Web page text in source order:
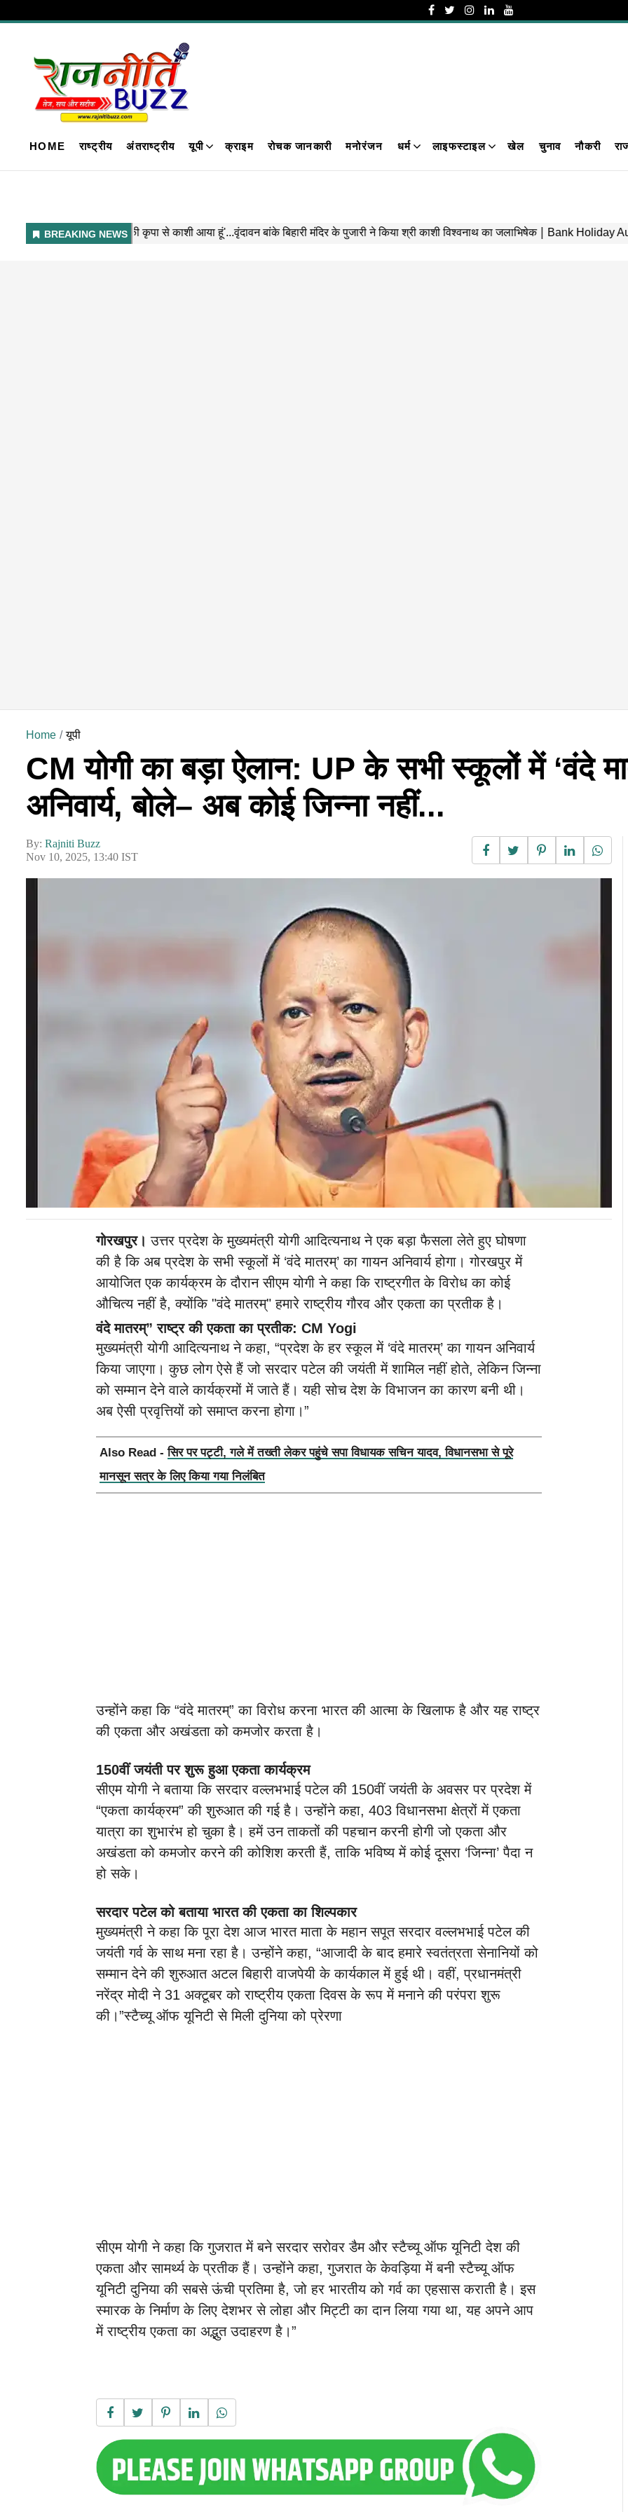
HOME राष्ट्रीय अंतराष्ट्रीय यूपी क्राइम रोचक जानकारी मनोरंजन धर्म लाइफस्टाइल खेल चुनाव नौकरी
Home यूपी
CM योगी का बड़ा ऐलान: UP के सभी स्कूलों में ‘वंदे
अनिवार्य, बोले– अब कोई जिन्ना नहीं...
By: Rajniti Buzz
Nov 10, 2025, 13:40 IST
गोरखपुर। उत्तर प्रदेश के मुख्यमंत्री योगी आदित्यनाथ ने एक बड़ा फैसला लेते हुए घोषणा
की है कि अब प्रदेश के सभी स्कूलों में ‘वंदे मातरम्’ का गायन अनिवार्य होगा। गोरखपुर में
आयोजित एक कार्यक्रम के दौरान सीएम योगी ने कहा कि राष्ट्रगीत के विरोध का कोई
औचित्य नहीं है, क्योंकि "वंदे मातरम्" हमारे राष्ट्रीय गौरव और एकता का प्रतीक है।
वंदे मातरम्” राष्ट्र की एकता का प्रतीक: CM Yogi
मुख्यमंत्री योगी आदित्यनाथ ने कहा, “प्रदेश के हर स्कूल में ‘वंदे मातरम्’ का गायन अनिवार्य
किया जाएगा। कुछ लोग ऐसे हैं जो सरदार पटेल की जयंती में शामिल नहीं होते, लेकिन जिन्ना
को सम्मान देने वाले कार्यक्रमों में जाते हैं। यही सोच देश के विभाजन का कारण बनी थी।
अब ऐसी प्रवृत्तियों को समाप्त करना होगा।”
Also Read -सिर पर पट्टी, गले में तख्ती लेकर पहुंचे सपा विधायक सचिन यादव, विधानसभा से पूरे
मानसून सत्र के लिए किया गया निलंबित
उन्होंने कहा कि “वंदे मातरम्” का विरोध करना भारत की आत्मा के खिलाफ है और यह राष्ट्र
की एकता और अखंडता को कमजोर करता है।
150वीं जयंती पर शुरू हुआ एकता कार्यक्रम
सीएम योगी ने बताया कि सरदार वल्लभभाई पटेल की 150वीं जयंती के अवसर पर प्रदेश में
“एकता कार्यक्रम” की शुरुआत की गई है। उन्होंने कहा, 403 विधानसभा क्षेत्रों में एकता
यात्रा का शुभारंभ हो चुका है। हमें उन ताकतों की पहचान करनी होगी जो एकता और
अखंडता को कमजोर करने की कोशिश करती हैं, ताकि भविष्य में कोई दूसरा ‘जिन्ना’ पैदा न
हो सके।
सरदार पटेल को बताया भारत की एकता का शिल्पकार
मुख्यमंत्री ने कहा कि पूरा देश आज भारत माता के महान सपूत सरदार वल्लभभाई पटेल की
जयंती गर्व के साथ मना रहा है। उन्होंने कहा, “आजादी के बाद हमारे स्वतंत्रता सेनानियों को
सम्मान देने की शुरुआत अटल बिहारी वाजपेयी के कार्यकाल में हुई थी। वहीं, प्रधानमंत्री
नरेंद्र मोदी ने 31 अक्टूबर को राष्ट्रीय एकता दिवस के रूप में मनाने की परंपरा शुरू
की।”स्टैच्यू ऑफ यूनिटी से मिली दुनिया को प्रेरणा
सीएम योगी ने कहा कि गुजरात में बने सरदार सरोवर डैम और स्टैच्यू ऑफ यूनिटी देश की
एकता और सामर्थ्य के प्रतीक हैं। उन्होंने कहा, गुजरात के केवड़िया में बनी स्टैच्यू ऑफ
यूनिटी दुनिया की सबसे ऊंची प्रतिमा है, जो हर भारतीय को गर्व का एहसास कराती है। इस
स्मारक के निर्माण के लिए देशभर से लोहा और मिट्टी का दान लिया गया था, यह अपने आप
में राष्ट्रीय एकता का अद्भुत उदाहरण है।”